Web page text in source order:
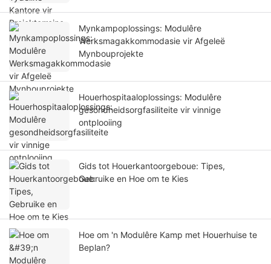
Mynkampoplossings: Modulêre
Werksmagakkommodasie vir Afgeleë
Mynbouprojekte
Houerhospitaaloplossings: Modulêre
gesondheidsorgfasiliteite vir vinnige
ontplooiing
Gids tot Houerkantoorgeboue: Tipes,
Gebruike en Hoe om te Kies
Hoe om 'n Modulêre Kamp met Houerhuise te
Beplan?